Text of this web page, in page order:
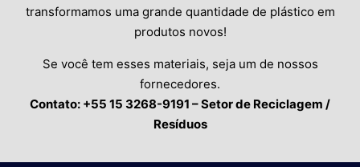
transformamos uma grande quantidade de plástico em
produtos novos!
Se você tem esses materiais, seja um de nossos
fornecedores.
Contato: +55 15 3268-9191 – Setor de Reciclagem /
Resíduos